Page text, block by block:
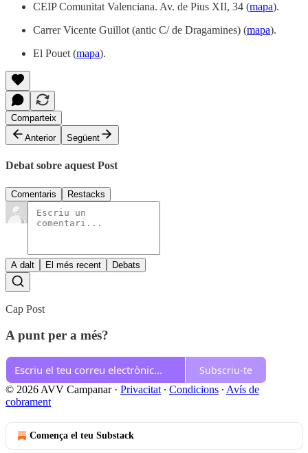
CEIP Comunitat Valenciana. Av. de Pius XII, 34 (mapa).
Carrer Vicente Guillot (antic C/ de Dragamines) (mapa).
El Pouet (mapa).
Comparteix
Anterior
Següent
Debat sobre aquest Post
Comentaris Restacks
A dalt El més recent Debats
Cap Post
A punt per a més?
Subscriu-te
© 2026 AVV Campanar· Privacitat ∙ Condicions ∙ Avís de
cobrament
Comença el teu Substack